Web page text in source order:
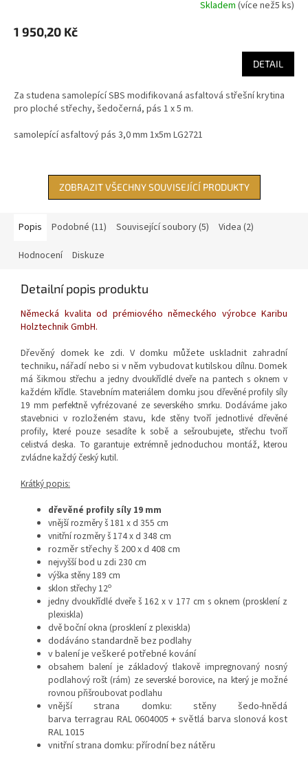
Skladem (více než5 ks)
1 950,20 Kč
DETAIL
Za studena samolepící SBS modifikovaná asfaltová střešní krytina
pro ploché střechy, šedočerná, pás 1 x 5 m.
samolepící asfaltový pás 3,0 mm 1x5m LG2721
ZOBRAZIT VŠECHNY SOUVISEJÍCÍ PRODUKTY
Popis Podobné (11) Související soubory (5) Videa (2)
Hodnocení Diskuze
Detailní popis produktu
Německá kvalita od prémiového německého výrobce Karibu
Holztechnik GmbH.
Dřevěný domek ke zdi. V domku můžete uskladnit zahradní
techniku, nářadí nebo si v něm vybudovat kutilskou dílnu. Domek
má šikmou střechu a jedny dvoukřídlé dveře na pantech s oknem v
každém křídle. Stavebním materiálem domku jsou dřevěné profily síly
19 mmperfektně vyfrézované ze severského smrku. Dodáváme jako
stavebnici v rozloženém stavu, kde stěny tvoří jednotlivé dřevěné
profily, které pouze sesadíte k sobě a sešroubujete, střechu tvoří
celistvá deska. To garantuje extrémně jednoduchou montáž, kterou
zvládne každý český kutil.
Krátký popis:
dřevěné profily síly 19 mm
vnější rozměry š 181 x d 355 cm
vnitřní rozměry š 174 x d 348 cm
rozměr střechy š 200 x d 408 cm
nejvyšší bod u zdi 230 cm
výška stěny 189 cm
sklon střechy 12o
jedny dvoukřídlé dveře š 162 x v 177 cm s oknem (prosklení z
plexiskla)
dvě boční okna (prosklení z plexiskla)
dodáváno standardně bez podlahy
v balení je veškeré potřebné kování
obsahem balení je základový tlakově impregnovaný nosný
podlahový rošt (rám) ze severské borovice, na který je možné
rovnou přišroubovat podlahu
vnější strana domku: stěny šedo-hnědá
barva terragrau RAL 0604005 + světlá barva slonová kost
RAL 1015
vnitřní strana domku: přírodní bez nátěru